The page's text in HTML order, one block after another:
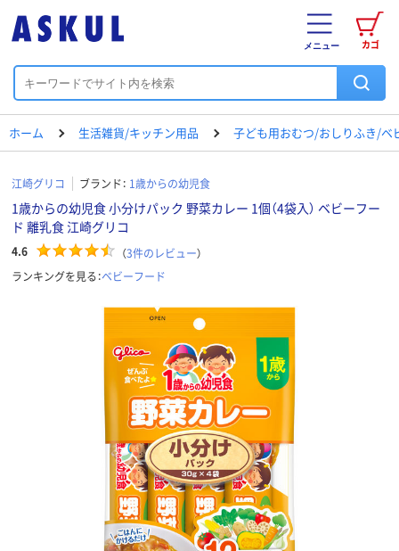
カゴ
メニュー
ホーム 生活雑貨/キッチン用品 子ども用おむつ/おしりふき/ベ
江崎グリコ ブランド： 1歳からの幼児食
1歳からの幼児食 小分けパック 野菜カレー 1個（4袋入） ベビーフー
ド 離乳食 江崎グリコ
4.6 （3件のレビュー）
ランキングを見る：ベビーフード